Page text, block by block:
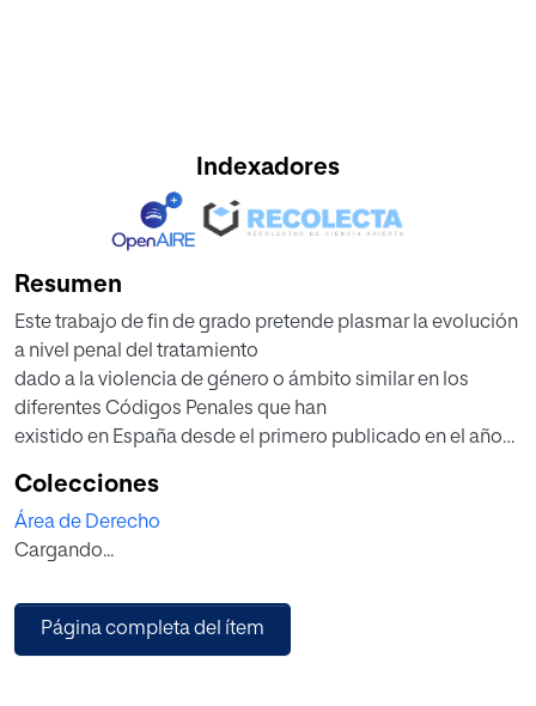
Indexadores
Resumen
Este trabajo de fin de grado pretende plasmar la evolución
a nivel penal del tratamiento
dado a la violencia de género o ámbito similar en los
diferentes Códigos Penales que han
existido en España desde el primero publicado en el año
han tipificado las conductas más reprochables
aplicándoles a cada una de ellas una pena. A
la vez se pretende analizar la incidencia de criminalidad
el mismo periodo estudiado. Para realizar ambos estudios
y analizar una posible conexión o
Colecciones
Área de Derecho
Cargando...
Página completa del ítem